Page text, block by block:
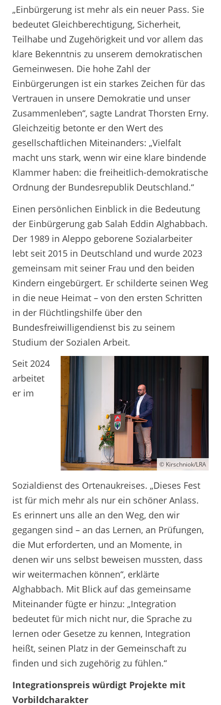
„Einbürgerung ist mehr als ein neuer Pass. Sie
bedeutet Gleichberechtigung, Sicherheit,
Teilhabe und Zugehörigkeit und vor allem das
klare Bekenntnis zu unserem demokratischen
Gemeinwesen. Die hohe Zahl der
Einbürgerungen ist ein starkes Zeichen für das
Vertrauen in unsere Demokratie und unser
Zusammenleben“, sagte Landrat Thorsten Erny.
Gleichzeitig betonte er den Wert des
gesellschaftlichen Miteinanders: „Vielfalt
macht uns stark, wenn wir eine klare bindende
Klammer haben: die freiheitlich-demokratische
Ordnung der Bundesrepublik Deutschland.“
Einen persönlichen Einblick in die Bedeutung
der Einbürgerung gab Salah Eddin Alghabbach.
Der 1989 in Aleppo geborene Sozialarbeiter
lebt seit 2015 in Deutschland und wurde 2023
gemeinsam mit seiner Frau und den beiden
Kindern eingebürgert. Er schilderte seinen Weg
in die neue Heimat – von den ersten Schritten
in der Flüchtlingshilfe über den
Bundesfreiwilligendienst bis zu seinem
Studium der Sozialen Arbeit.
© Kirschniok/LRA
Seit 2024
arbeitet
er im
Sozialdienst des Ortenaukreises. „Dieses Fest
ist für mich mehr als nur ein schöner Anlass.
Es erinnert uns alle an den Weg, den wir
gegangen sind – an das Lernen, an Prüfungen,
die Mut erforderten, und an Momente, in
denen wir uns selbst beweisen mussten, dass
wir weitermachen können“, erklärte
Alghabbach. Mit Blick auf das gemeinsame
Miteinander fügte er hinzu: „Integration
bedeutet für mich nicht nur, die Sprache zu
lernen oder Gesetze zu kennen, Integration
heißt, seinen Platz in der Gemeinschaft zu
finden und sich zugehörig zu fühlen.“
Integrationspreis würdigt Projekte mit
Vorbildcharakter